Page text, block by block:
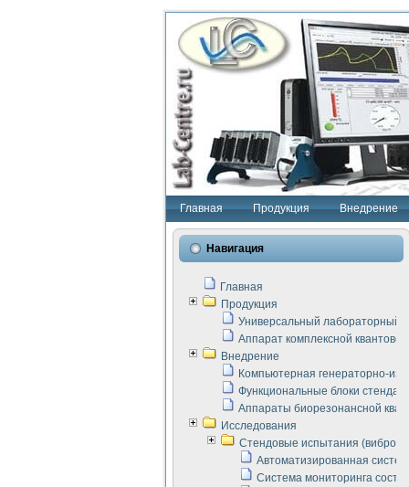
Главная Продукция Внедрение
Навигация
Главная
Продукция
Универсальный лабораторный
Аппарат комплексной
Внедрение
Компьютерная генераторно-
Функциональные блоки стенда
Аппараты биорезонансной
Исследования
Стендовые испытания
Автоматизированная
Система мониторинга